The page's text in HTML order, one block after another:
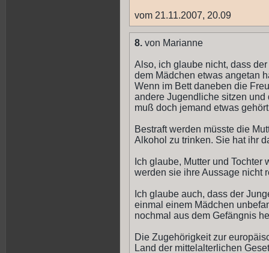
vom 21.11.2007, 20.09
8. von Marianne
Also, ich glaube nicht, dass der
dem Mädchen etwas angetan
Wenn im Bett daneben die
andere Jugendliche sitzen
muß doch jemand etwas
Bestraft werden müsste die
Alkohol zu trinken. Sie hat ihr
Ich glaube, Mutter und
werden sie ihre Aussage nicht
Ich glaube auch, dass der
einmal einem Mädchen
nochmal aus dem Gefängnis
Die Zugehörigkeit zur
Land der mittelalterlichen